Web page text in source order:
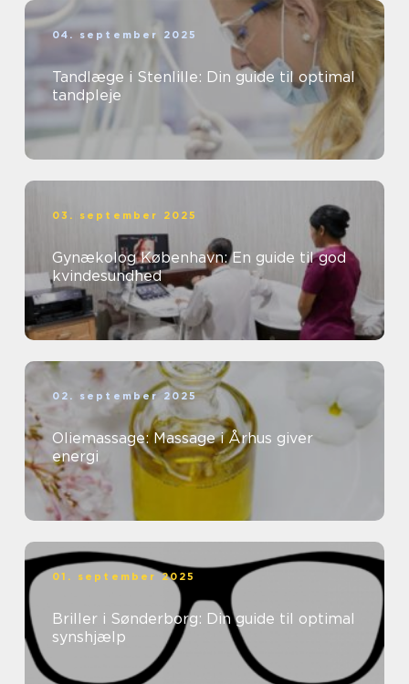
04. september 2025
Tandlæge i Stenlille: Din guide til optimal
tandpleje
03. september 2025
Gynækolog København: En guide til god
kvindesundhed
02. september 2025
Oliemassage: Massage i Århus giver
energi
01. september 2025
Briller i Sønderborg: Din guide til optimal
synshjælp